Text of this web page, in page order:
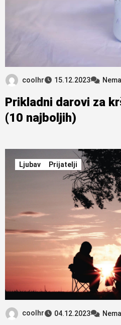
coolhr 15.12.2023
Prikladni darovi za
(10 najboljih)
Ljubav Prijatelji
coolhr 04.12.2023